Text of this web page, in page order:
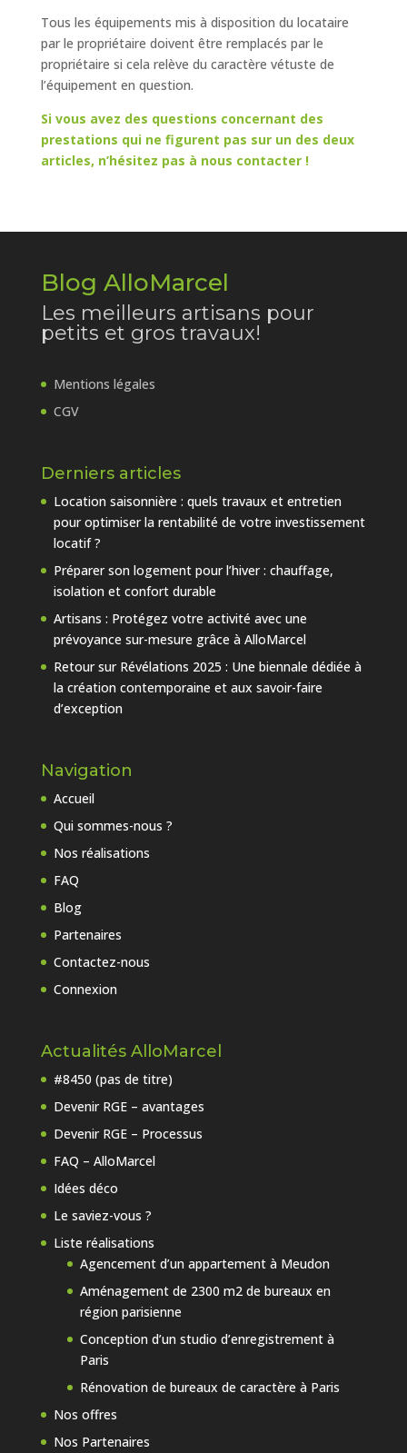
Tous les équipements mis à disposition du locataire
par le propriétaire doivent être remplacés par le
propriétaire si cela relève du caractère vétuste de
l’équipement en question.
Si vous avez des questions concernant des
prestations qui ne figurent pas sur un des deux
articles, n’hésitez pas à nous contacter !
Blog AlloMarcel
Les meilleurs artisans pour
petits et gros travaux!
Mentions légales
CGV
Derniers articles
Location saisonnière : quels travaux et entretien
pour optimiser la rentabilité de votre investissement
locatif ?
Préparer son logement pour l’hiver : chauffage,
isolation et confort durable
Artisans : Protégez votre activité avec une
prévoyance sur-mesure grâce à AlloMarcel
Retour sur Révélations 2025 : Une biennale dédiée à
la création contemporaine et aux savoir-faire
d’exception
Navigation
Accueil
Qui sommes-nous ?
Nos réalisations
FAQ
Blog
Partenaires
Contactez-nous
Connexion
Actualités AlloMarcel
#8450 (pas de titre)
Devenir RGE – avantages
Devenir RGE – Processus
FAQ – AlloMarcel
Idées déco
Le saviez-vous ?
Liste réalisations
Agencement d’un appartement à Meudon
Aménagement de 2300 m2 de bureaux en
région parisienne
Conception d’un studio d’enregistrement à
Paris
Rénovation de bureaux de caractère à Paris
Nos offres
Nos Partenaires